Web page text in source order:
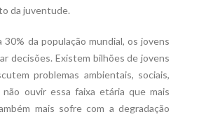
da juventude.
da população mundial, os jovens
decisões. Existem bilhões de jovens
problemas ambientais, sociais,
ouvir essa faixa etária que mais
mais sofre com a degradação